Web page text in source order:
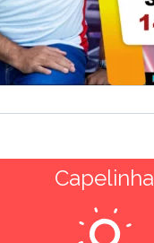
Capelinha